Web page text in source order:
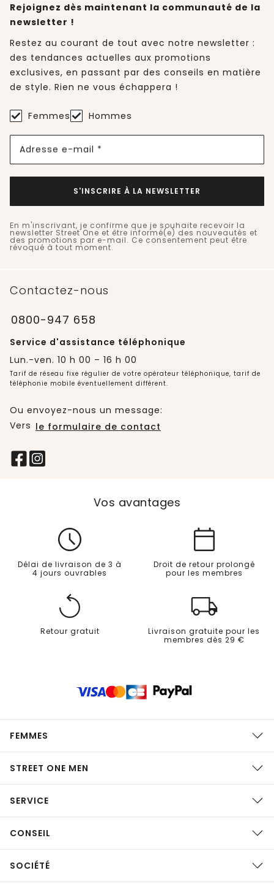
Rejoignez dès maintenant la communauté de la
newsletter !
Restez au courant de tout avec notre newsletter :
des tendances actuelles aux promotions
exclusives, en passant par des conseils en matière
de style. Rien ne vous échappera !
Femmes Hommes
Adresse e-mail *
S'INSCRIRE À LA NEWSLETTER
En m'inscrivant, je confirme que je souhaite recevoir la
newsletter Street One et être informé(e) des nouveautés et
des promotions par e-mail. Ce consentement peut être
révoqué à tout moment.
Contactez-nous
0800-947 658
Service d'assistance téléphonique
Lun.-ven. 10 h 00 – 16 h 00
Tarif de réseau fixe régulier de votre opérateur téléphonique, tarif de
téléphonie mobile éventuellement différent.
Ou envoyez-nous un message:
Vers le formulaire de contact
Vos avantages
Délai de livraison de 3 à
4 jours ouvrables
Droit de retour prolongé
pour les membres
Retour gratuit
Livraison gratuite pour les
membres dès 29 €
FEMMES
STREET ONE MEN
SERVICE
CONSEIL
SOCIÉTÉ